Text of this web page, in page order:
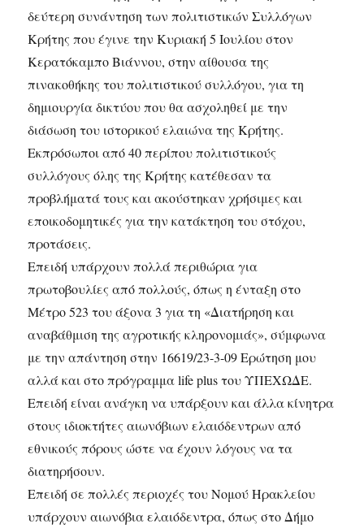
δεύτερη συνάντηση των πολιτιστικών Συλλόγων
Κρήτης που έγινε την Κυριακή 5 Ιουλίου στον
Κερατόκαμπο Βιάννου, στην αίθουσα της
πινακοθήκης του πολιτιστικού συλλόγου, για τη
δημιουργία δικτύου που θα ασχοληθεί με την
διάσωση του ιστορικού ελαιώνα της Κρήτης.
Εκπρόσωποι από 40 περίπου πολιτιστικούς
συλλόγους όλης της Κρήτης κατέθεσαν τα
προβλήματά τους και ακούστηκαν χρήσιμες και
εποικοδομητικές για την κατάκτηση του στόχου,
προτάσεις.
Επειδή υπάρχουν πολλά περιθώρια για
πρωτοβουλίες από πολλούς, όπως η ένταξη στο
Μέτρο 523 του άξονα 3 για τη «Διατήρηση και
αναβάθμιση της αγροτικής κληρονομιάς», σύμφωνα
με την απάντηση στην 16619/23-3-09 Ερώτηση μου
αλλά και στο πρόγραμμα life plus του ΥΠΕΧΩΔΕ.
Επειδή είναι ανάγκη να υπάρξουν και άλλα κίνητρα
στους ιδιοκτήτες αιωνόβιων ελαιόδεντρων από
εθνικούς πόρους ώστε να έχουν λόγους να τα
διατηρήσουν.
Επειδή σε πολλές περιοχές του Νομού Ηρακλείου
υπάρχουν αιωνόβια ελαιόδεντρα, όπως στο Δήμο